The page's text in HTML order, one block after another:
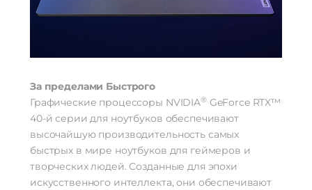
За пределами Быстрого
Графические процессоры NVIDIA®GeForce RTX™
40-й серии для ноутбуков обеспечивают
высочайшую производительность самых
быстрых в мире ноутбуков для геймеров и
творческих людей. Созданные для эпохи
искусственного интеллекта, они обеспечивают